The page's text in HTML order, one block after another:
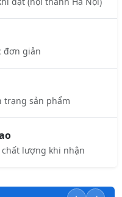
đơn giản
trạng sản phẩm
lượng khi nhận